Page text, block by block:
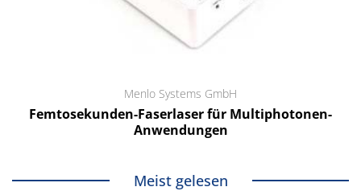
Menlo Systems GmbH
Femtosekunden-Faserlaser für Multiphotonen-
Anwendungen
Meist gelesen